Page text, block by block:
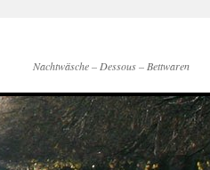
Nachtwäsche – Dessous – Bettwaren